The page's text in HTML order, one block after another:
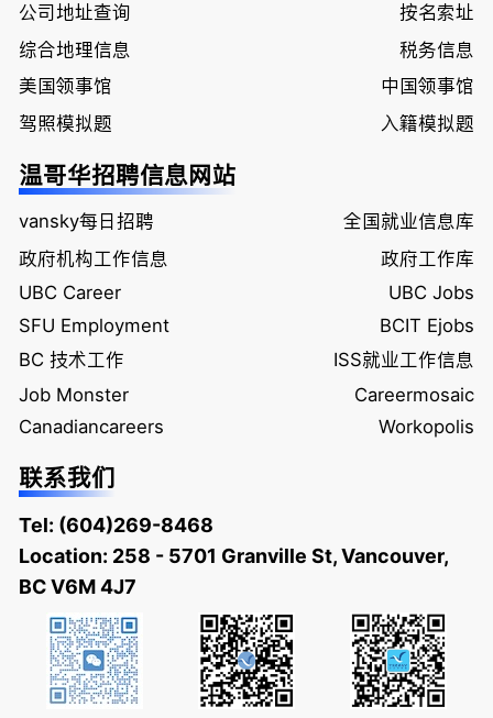
公司地址查询
按名索址
综合地理信息
税务信息
美国领事馆
中国领事馆
驾照模拟题
入籍模拟题
温哥华招聘信息网站
vansky每日招聘
全国就业信息库
政府机构工作信息
政府工作库
UBC Career
UBC Jobs
SFU Employment
BCIT Ejobs
BC 技术工作
ISS就业工作信息
Job Monster
Careermosaic
Canadiancareers
Workopolis
联系我们
Tel: (604)269-8468
Location: 258 - 5701 Granville St, Vancouver,
BC V6M 4J7